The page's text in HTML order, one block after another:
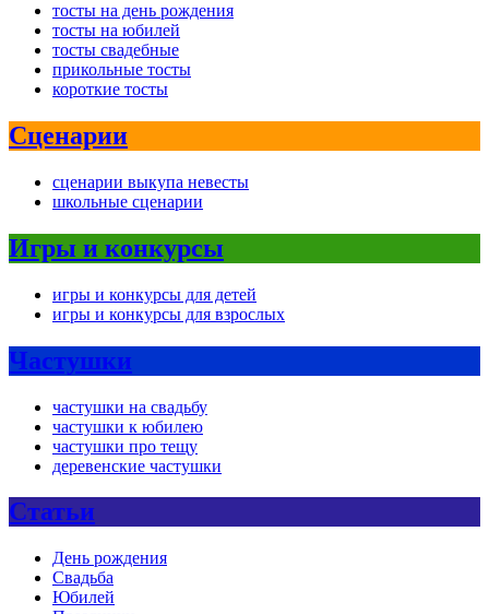
тосты на день рождения
тосты на юбилей
тосты свадебные
прикольные тосты
короткие тосты
Сценарии
сценарии выкупа невесты
школьные сценарии
Игры и конкурсы
игры и конкурсы для детей
игры и конкурсы для взрослых
Частушки
частушки на свадьбу
частушки к юбилею
частушки про тещу
деревенские частушки
Статьи
День рождения
Свадьба
Юбилей